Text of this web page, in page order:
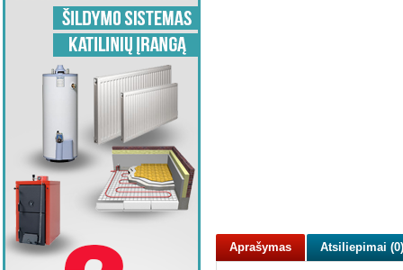
Aprašymas Atsiliepimai (0)